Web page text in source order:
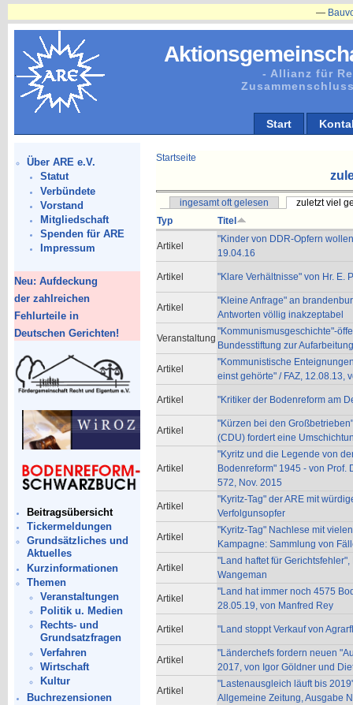
- Allianz für
Start
Über ARE e.V.
Statut
Verbündete
Vorstand
Mitgliedschaft
Spenden für ARE
Impressum
Neu: Aufdeckung
der zahlreichen
Fehlurteile in
Deutschen Gerichten!
Beitragsübersicht
Tickermeldungen
Grundsätzliches und
Aktuelles
Kurzinformationen
Themen
Veranstaltungen
Politik u. Medien
Rechts- und
Grundsatzfragen
Verfahren
Wirtschaft
Kultur
Buchrezensionen
Startseite
ingesamt oft gelesen
zuletzt viel
Typ
Titel
Artikel
"Kinder von DDR-Opfern
19.04.16
Artikel "Klare Verhältnisse" von Hr. E.
Artikel
"Kleine Anfrage" an
Antworten völlig inakzeptabel
Veranstaltung
"Kommunismusgeschichte"-
Bundesstiftung zur
Artikel
"Kommunistische
einst gehörte" / FAZ, 12.08.13,
Artikel "Kritiker der Bodenreform am
Artikel
"Kürzen bei den
(CDU) fordert eine
Artikel
"Kyritz und die Legende von
Bodenreform" 1945 - von Prof.
572, Nov. 2015
Artikel
"Kyritz-Tag" der ARE mit
Verfolgunsopfer
Artikel
"Kyritz-Tag" Nachlese mit
Kampagne: Sammlung von
Artikel
"Land haftet für
Wangeman
Artikel
"Land hat immer noch 4575
28.05.19, von Manfred Rey
Artikel "Land stoppt Verkauf von
Artikel
"Länderchefs fordern neuen
2017, von Igor Göldner und
Artikel
"Lastenausgleich läuft bis
Allgemeine Zeitung, Ausgabe